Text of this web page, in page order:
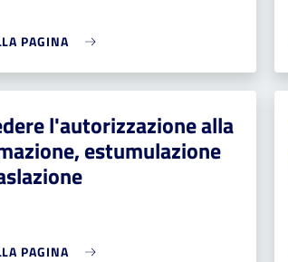
PAGINA
l'autorizzazione alla
estumulazione
PAGINA